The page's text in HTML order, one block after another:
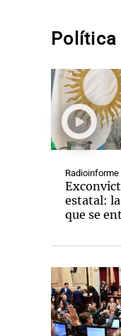
Radioinforme
estatal: la
que se